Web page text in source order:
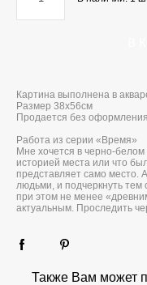
Картина выполнена в
Размер 38x56см
Продается без оформления
Работа из серии «Время»
Мне хочется в черно-белом
историей места или что
представляет само место.
людьми, и подчеркнуть
при этом не менее
актуальным. Проследить
Также Вам может